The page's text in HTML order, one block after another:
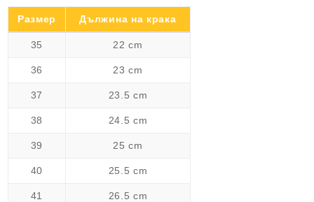
Размер Дължина на крака
35 22 cm
36 23 cm
37 23.5 cm
38 24.5 cm
39 25 cm
40 25.5 cm
41 26.5 cm